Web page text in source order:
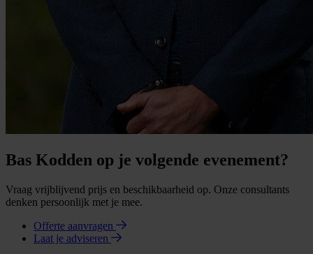
Bas Kodden op je volgende evenement?
Vraag vrijblijvend prijs en beschikbaarheid op. Onze consultants
denken persoonlijk met je mee.
Offerte aanvragen
Laat je adviseren